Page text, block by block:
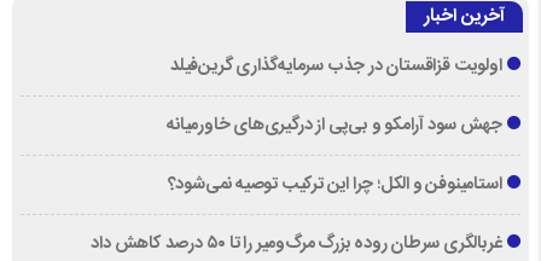
آخرین اخبار
اولویت قزاقستان در جذب سرمایه‌گذاری گرین‌فیلد
جهش سود آرامکو و بی‌پی از درگیری‌های خاورمیانه
استامینوفن و الکل؛ چرا این ترکیب توصیه نمی‌شود؟
غربالگری سرطان روده بزرگ مرگ‌ومیر را تا ۵۰ درصد کاهش داد